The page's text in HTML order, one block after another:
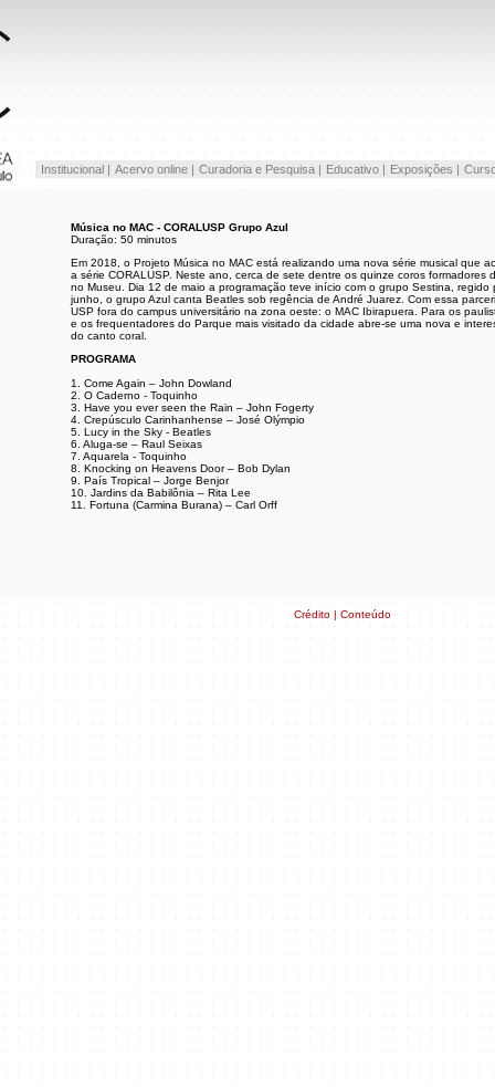
Música no MAC - CORALUSP Grupo Azul
Duração: 50 minutos
Em 2018, o Projeto Música no MAC está realizando uma nova série musical que
a série CORALUSP. Neste ano, cerca de sete dentre os quinze coros formadores
no Museu. Dia 12 de maio a programação teve início com o grupo Sestina,
junho, o grupo Azul canta Beatles sob regência de André Juarez. Com essa
USP fora do campus universitário na zona oeste: o MAC Ibirapuera. Para os
e os frequentadores do Parque mais visitado da cidade abre-se uma nova e
do canto coral.
PROGRAMA
1. Come Again – John Dowland
2. O Caderno - Toquinho
3. Have you ever seen the Rain – John Fogerty
4. Crepúsculo Carinhanhense – José Olýmpio
5. Lucy in the Sky - Beatles
6. Aluga-se – Raul Seixas
7. Aquarela - Toquinho
8. Knocking on Heavens Door – Bob Dylan
9. País Tropical – Jorge Benjor
10. Jardins da Babilônia – Rita Lee
11. Fortuna (Carmina Burana) – Carl Orff
Institucional | Acervo online | Curadoria e Pesquisa | Educativo | Exposições |
Crédito | Conteúdo